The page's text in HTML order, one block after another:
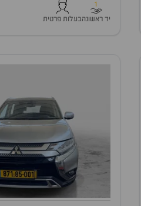
1
יד ראשונהבעלות פרטית